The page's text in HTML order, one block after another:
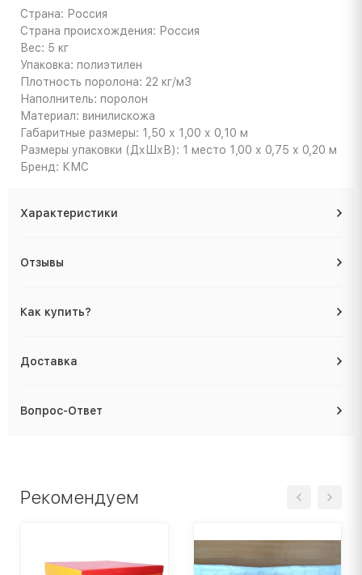
Страна: Россия
Страна происхождения: Россия
Вес: 5 кг
Упаковка: полиэтилен
Плотность поролона: 22 кг/м3
Наполнитель: поролон
Материал: винилискожа
Габаритные размеры: 1,50 х 1,00 х 0,10 м
Размеры упаковки (ДхШхВ): 1 место 1,00 х 0,75 х 0,20 м
Бренд: КМС
Характеристики
Отзывы
Как купить?
Доставка
Вопрос-Ответ
Рекомендуем